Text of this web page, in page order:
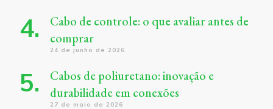
Cabo de controle: o que avaliar antes de
comprar
24 de junho de 2026
Cabos de poliuretano: inovação e
durabilidade em conexões
27 de maio de 2026